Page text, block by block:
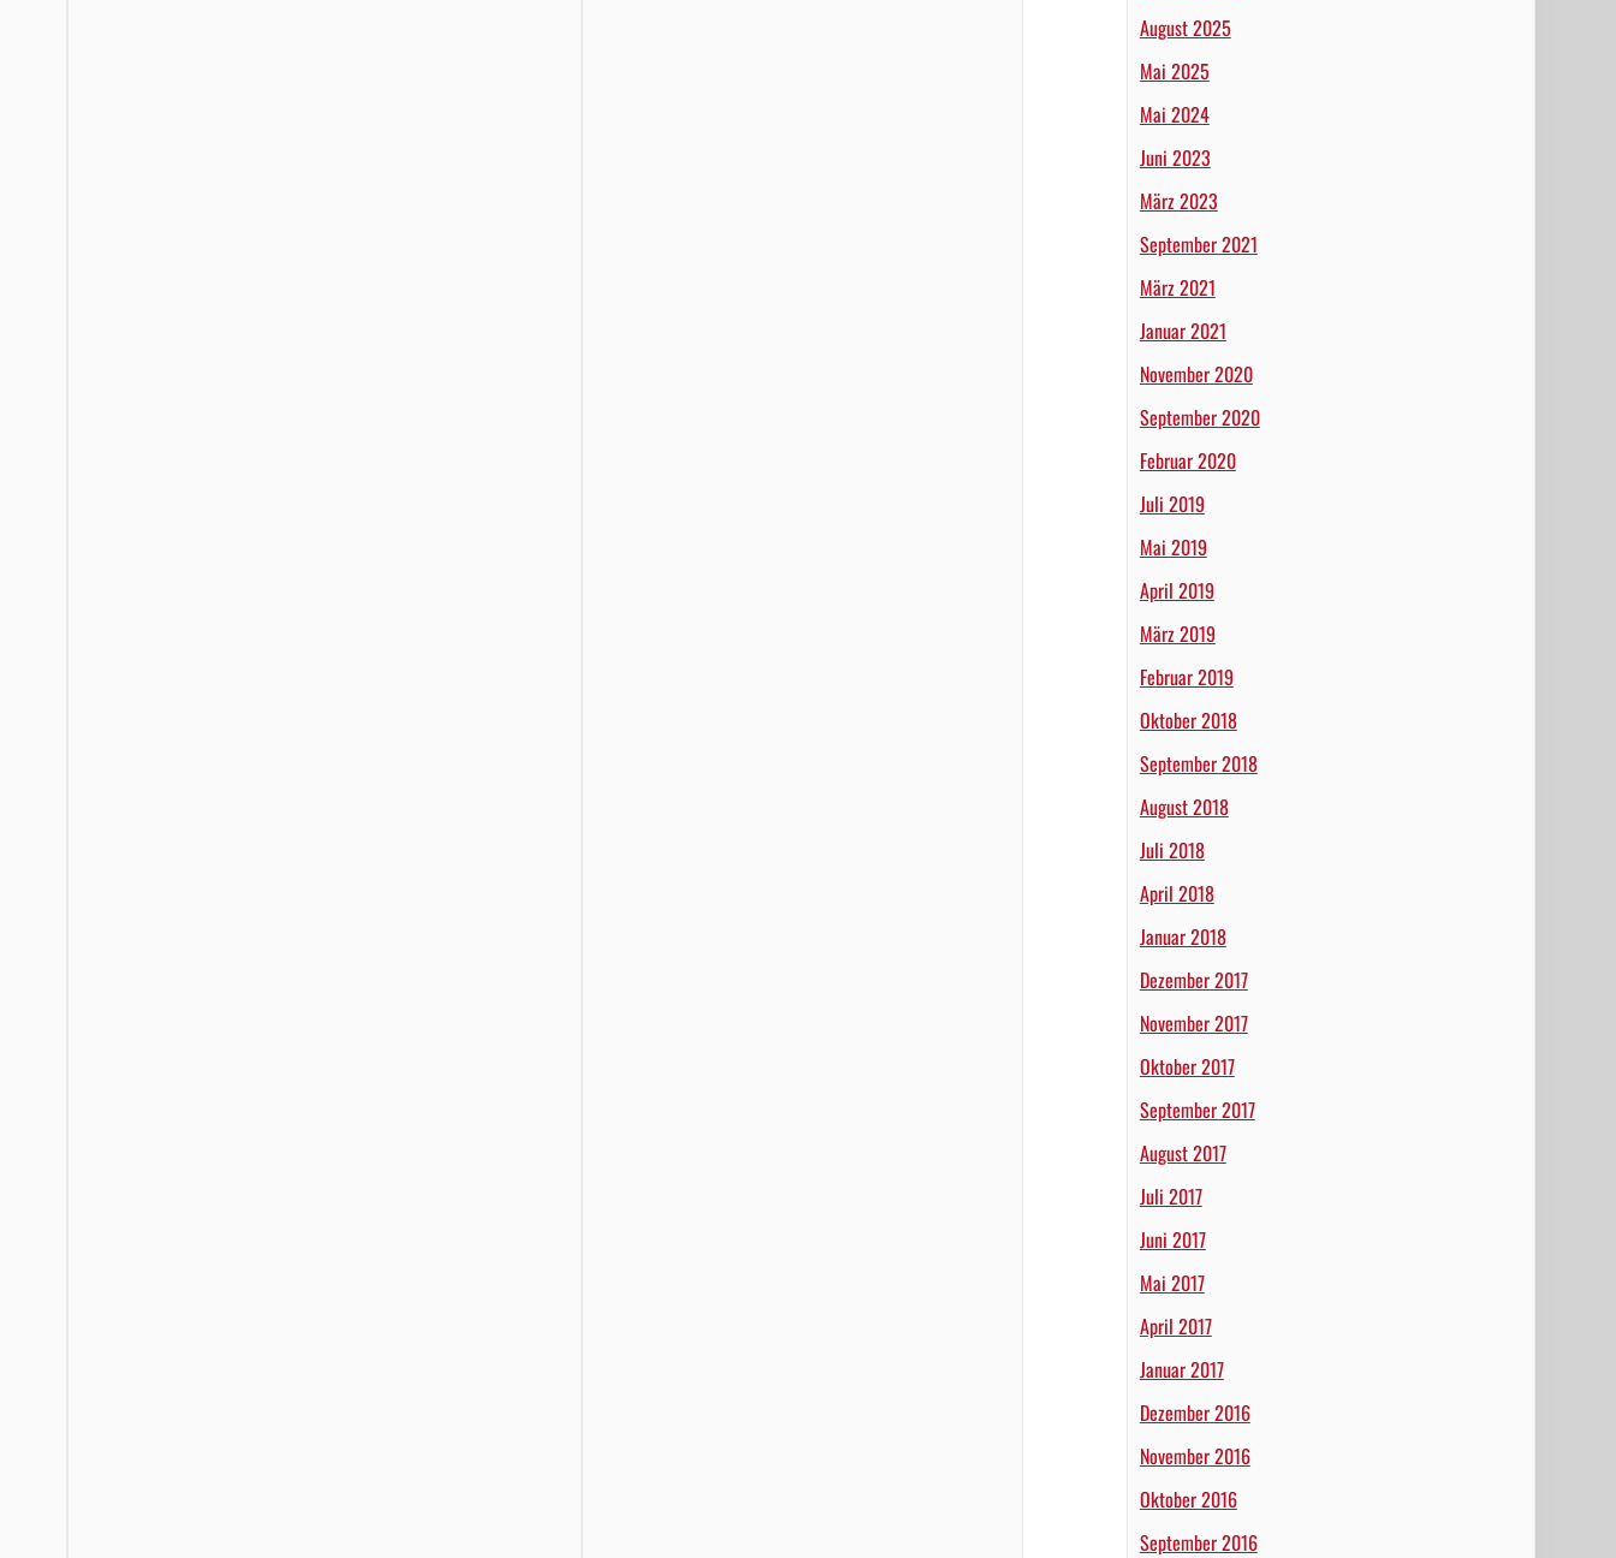
August 2025
Mai 2025
Mai 2024
Juni 2023
März 2023
September 2021
März 2021
Januar 2021
November 2020
September 2020
Februar 2020
Juli 2019
Mai 2019
April 2019
März 2019
Februar 2019
Oktober 2018
September 2018
August 2018
Juli 2018
April 2018
Januar 2018
Dezember 2017
November 2017
Oktober 2017
September 2017
August 2017
Juli 2017
Juni 2017
Mai 2017
April 2017
Januar 2017
Dezember 2016
November 2016
Oktober 2016
September 2016